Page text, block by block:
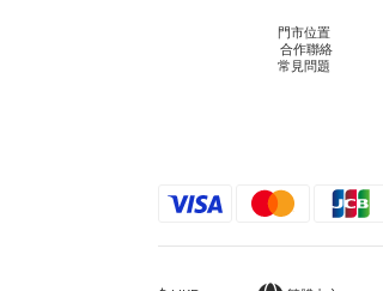
門市位置
合作聯絡
常見問題